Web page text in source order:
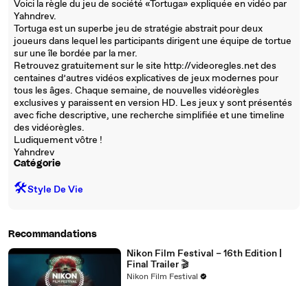
Voici la règle du jeu de société «Tortuga» expliquée en vidéo par
Yahndrev.
Tortuga est un superbe jeu de stratégie abstrait pour deux
joueurs dans lequel les participants dirigent une équipe de tortue
sur une île bordée par la mer.
Retrouvez gratuitement sur le site http://videoregles.net des
centaines d’autres vidéos explicatives de jeux modernes pour
tous les âges. Chaque semaine, de nouvelles vidéorègles
exclusives y paraissent en version HD. Les jeux y sont présentés
avec fiche descriptive, une recherche simplifiée et une timeline
des vidéorègles.
Ludiquement vôtre !
Yahndrev
Catégorie
🛠️Style De Vie
Recommandations
Nikon Film Festival – 16th Edition |
Final Trailer 🎬
Nikon Film Festival